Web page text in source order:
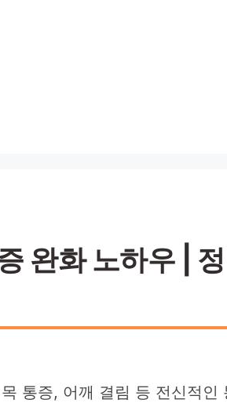
완화 노하우 |
통증, 어깨 결림 등 전신적인